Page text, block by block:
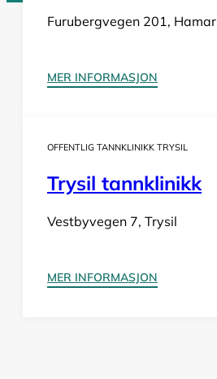
Furubergvegen 201, Hamar
MER INFORMASJON
OFFENTLIG TANNKLINIKK TRYSIL
Trysil tannklinikk
Vestbyvegen 7, Trysil
MER INFORMASJON
Tannlege Norge © 2026